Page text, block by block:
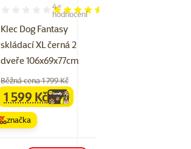
Klec Dog Fantasy
skládací XL černá 2
dveře 106x69x77cm
Hodnocení 90%, počet hodnocení: 4
4×
hodnocení
Běžná cena 1 799 Kč
familycena
1 599 Kč
značka